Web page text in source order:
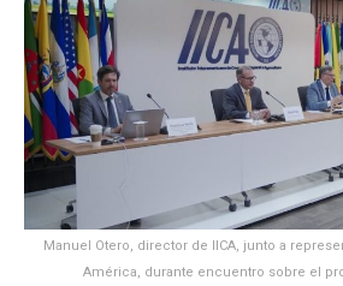
Manuel Otero, director de IICA, junto a
América, durante encuentro sobre el